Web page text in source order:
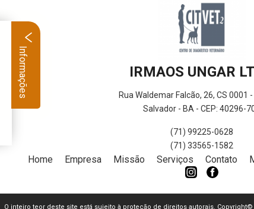
IRMAOS UNGAR
Rua Waldemar Falcão, 26, CS 0001
Salvador - BA - CEP: 40296-
(71) 99225-0628
(71) 33565-1582
Home Empresa Missão Serviços Contato
O inteiro teor deste site está sujeito à proteção de direitos autorais. Copyright©
Informações